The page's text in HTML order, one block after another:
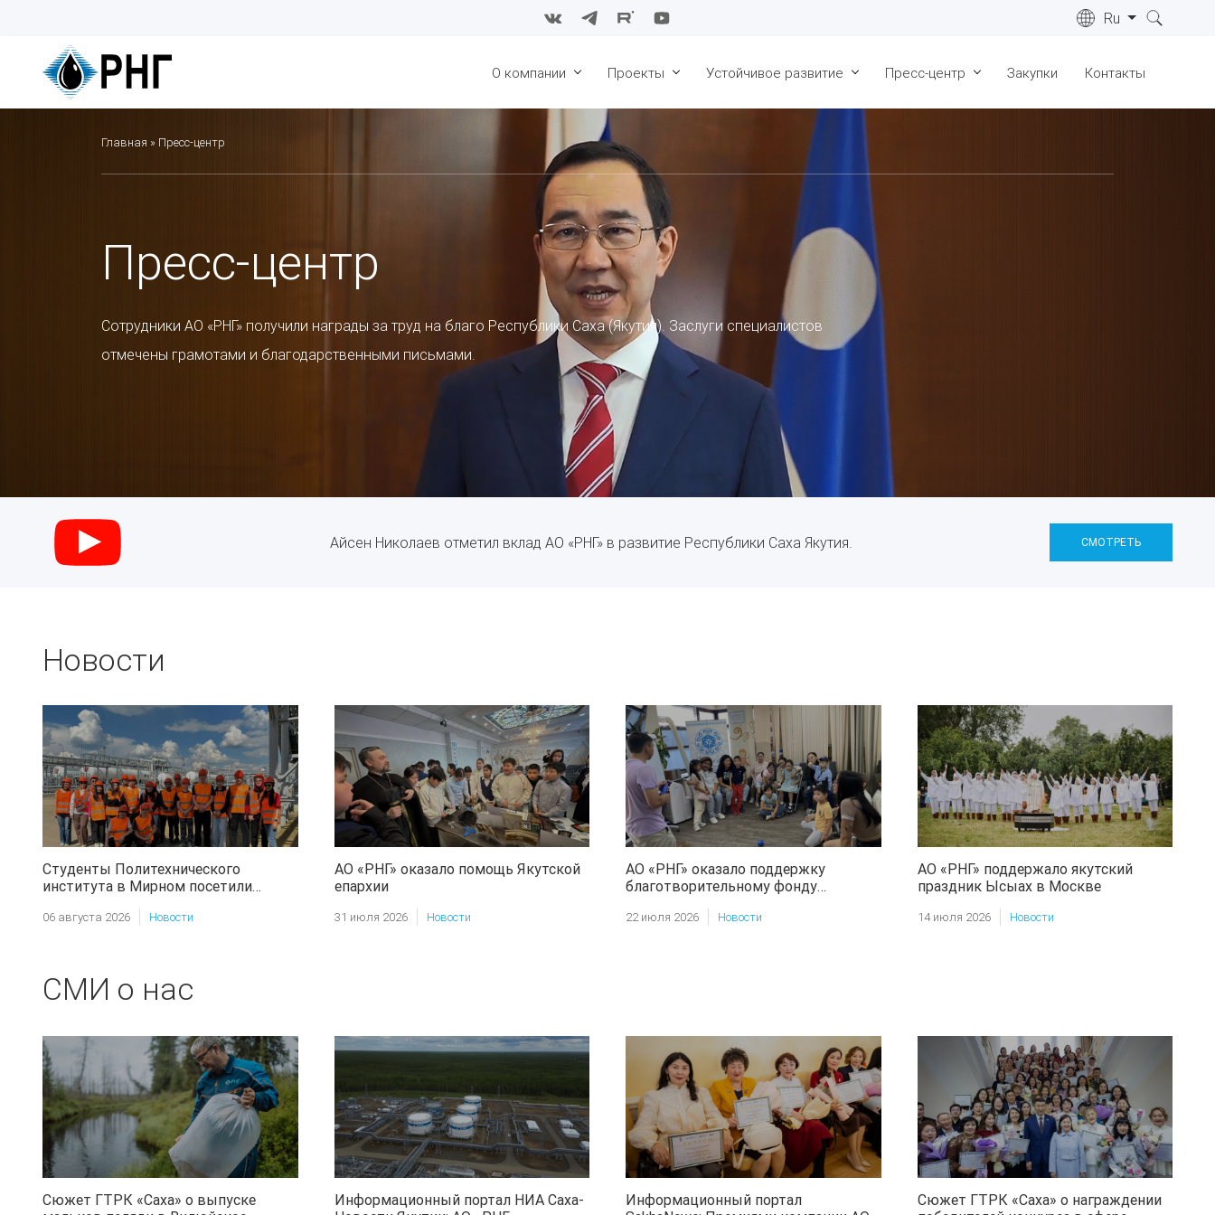
основному
содержанию
Ru
О компании
История
Стратегия
Совет директоров
Менеджмент
Карьера
Охрана труда и
промышленная
безопасность
Проекты
Лицензии
Сертификаты
Геология
Запасы
Инфраструктура
Общественные слушания
Устойчивое развитие
Конкурс в сфере
образования. 2022 г.
Конкурс в сфере
образования. 2023 г.
Конкурс в сфере
образования. 2024 г.
Конкурс в сфере
образования. 2025 г.
Конкурс в сфере
образования 2026 г.
Поддержка парка "Живые
алмазы Якутии"
Пресс-центр
СМИ о нас
Закупки Контакты
Строка
навигации
Главная Пресс-центр
Пресс-центр
Сотрудники АО «РНГ» получили награды за труд на благо Республики Саха (Якутия). Заслуги специалистов
отмечены грамотами и благодарственными письмами.
Айсен Николаев отметил вклад АО «РНГ» в развитие Республики Саха Якутия. СМОТРЕТЬ
Новости
Студенты Политехнического
института в Мирном посетили
06 августа 2026 Новости
АО «РНГ» оказало помощь Якутской
епархии
31 июля 2026 Новости
АО «РНГ» оказало поддержку
благотворительному фонду
22 июля 2026 Новости
АО «РНГ» поддержало якутский
праздник Ысыах в Москве
14 июля 2026 Новости
СМИ о нас
Сюжет ГТРК «Саха» о выпуске
Информационный портал НИА Саха-
Информационный портал
Сюжет ГТРК «Саха» о награждении